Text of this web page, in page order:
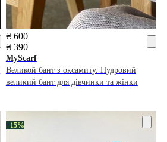
₴ 600
₴ 390
MyScarf
Великой бант з оксамиту. Пудровий
великий бант для дівчинки та жінки
−15%